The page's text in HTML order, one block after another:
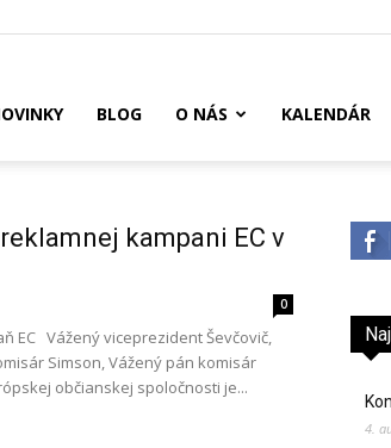
BLOG O NÁS KALENDÁR
kampani EC v
0
EC Vážený viceprezident Ševčovič,
Simson, Vážený pán komisár
občianskej spoločnosti je...
4.